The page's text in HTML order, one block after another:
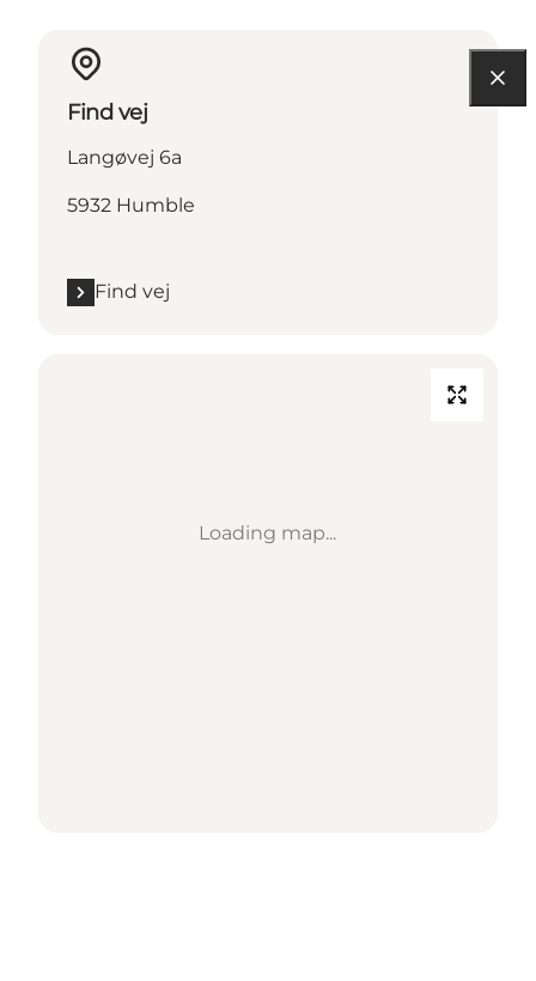
Find vej
Langøvej 6a
5932 Humble
Find vej
Loading map...